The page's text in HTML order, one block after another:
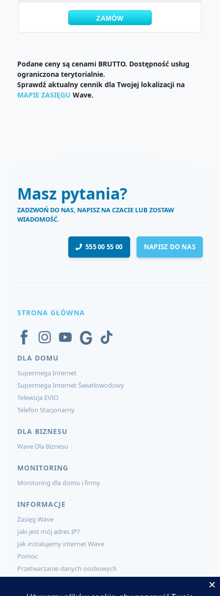
ZAMÓW
Podane ceny są cenami BRUTTO. Dostępność usług
ograniczona terytorialnie.
Sprawdź aktualny cennik dla Twojej lokalizacji na
MAPIE ZASIĘGU Wave.
Masz pytania?
ZADZWOŃ DO NAS, NAPISZ NA CZACIE LUB ZOSTAW
WIADOMOŚĆ.
555 00 55 00 NAPISZ DO NAS
STRONA GŁÓWNA
DLA DOMU
Supermega Internet
Supermega Internet Światłowodowy
Telewizja EVIO
Telefon Stacjonarny
DLA BIZNESU
Wave Dla Biznesu
MONITORING
Monitoring dla domu i firmy
INFORMACJE
Zasięg Wave
Jaki jest mój adres IP?
Jak instalujemy internet Wave
Pomoc
Przetwarzanie danych osobowych